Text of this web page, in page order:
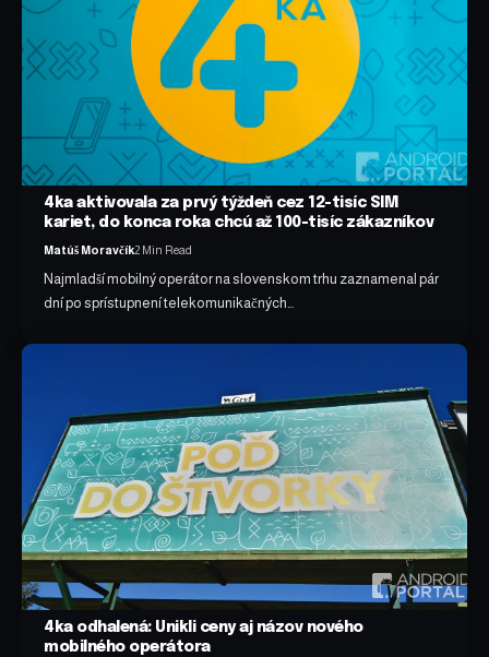
4ka aktivovala za prvý týždeň cez 12-tisíc SIM
kariet, do konca roka chcú až 100-tisíc zákazníkov
Matúš Moravčík2 Min Read
Najmladší mobilný operátor na slovenskom trhu zaznamenal pár
dní po sprístupnení telekomunikačných…
4ka odhalená: Unikli ceny aj názov nového
mobilného operátora